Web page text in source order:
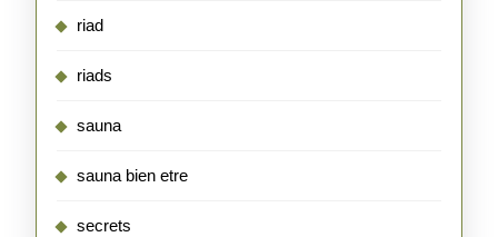
riad
riads
sauna
sauna bien etre
secrets